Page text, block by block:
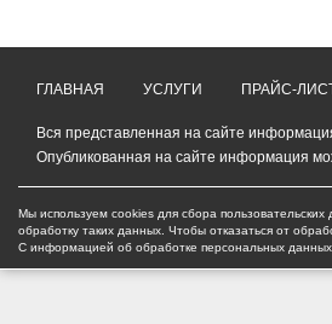
ГЛАВНАЯ УСЛУГИ ПРАЙС-
Вся представленная на сайте
Опубликованная на сайте информация
Мы используем cookies для сбора
обработку таких данных. Чтобы отказаться от
С информацией об обработке персональных